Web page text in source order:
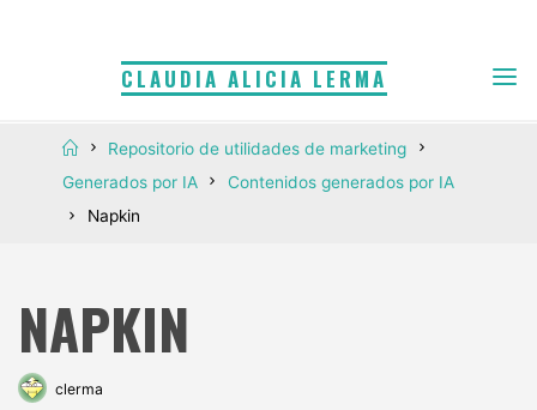
CLAUDIA ALICIA LERMA
InicioRepositorio de utilidades de marketing
Generados por IA
Contenidos generados por IA
Napkin
NAPKIN
clerma